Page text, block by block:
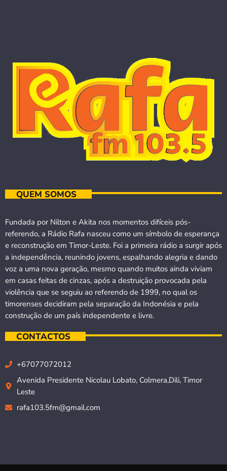
QUEM SOMOS
Fundada por Nilton e Akita nos momentos difíceis pós-
referendo, a Rádio Rafa nasceu como um símbolo de esperança
e reconstrução em Timor-Leste. Foi a primeira rádio a surgir após
a independência, reunindo jovens, espalhando alegria e dando
voz a uma nova geração, mesmo quando muitos ainda viviam
em casas feitas de cinzas, após a destruição provocada pela
violência que se seguiu ao referendo de 1999, no qual os
timorenses decidiram pela separação da Indonésia e pela
construção de um país independente e livre.
CONTACTOS
+67077072012
Avenida Presidente Nicolau Lobato, Colmera,Dili, Timor
Leste
rafa103.5fm@gmail.com